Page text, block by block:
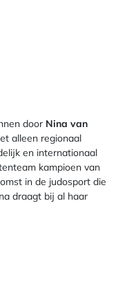
door Nina van
alleen regionaal
en internationaal
kampioen van
in de judosport die
draagt bij al haar